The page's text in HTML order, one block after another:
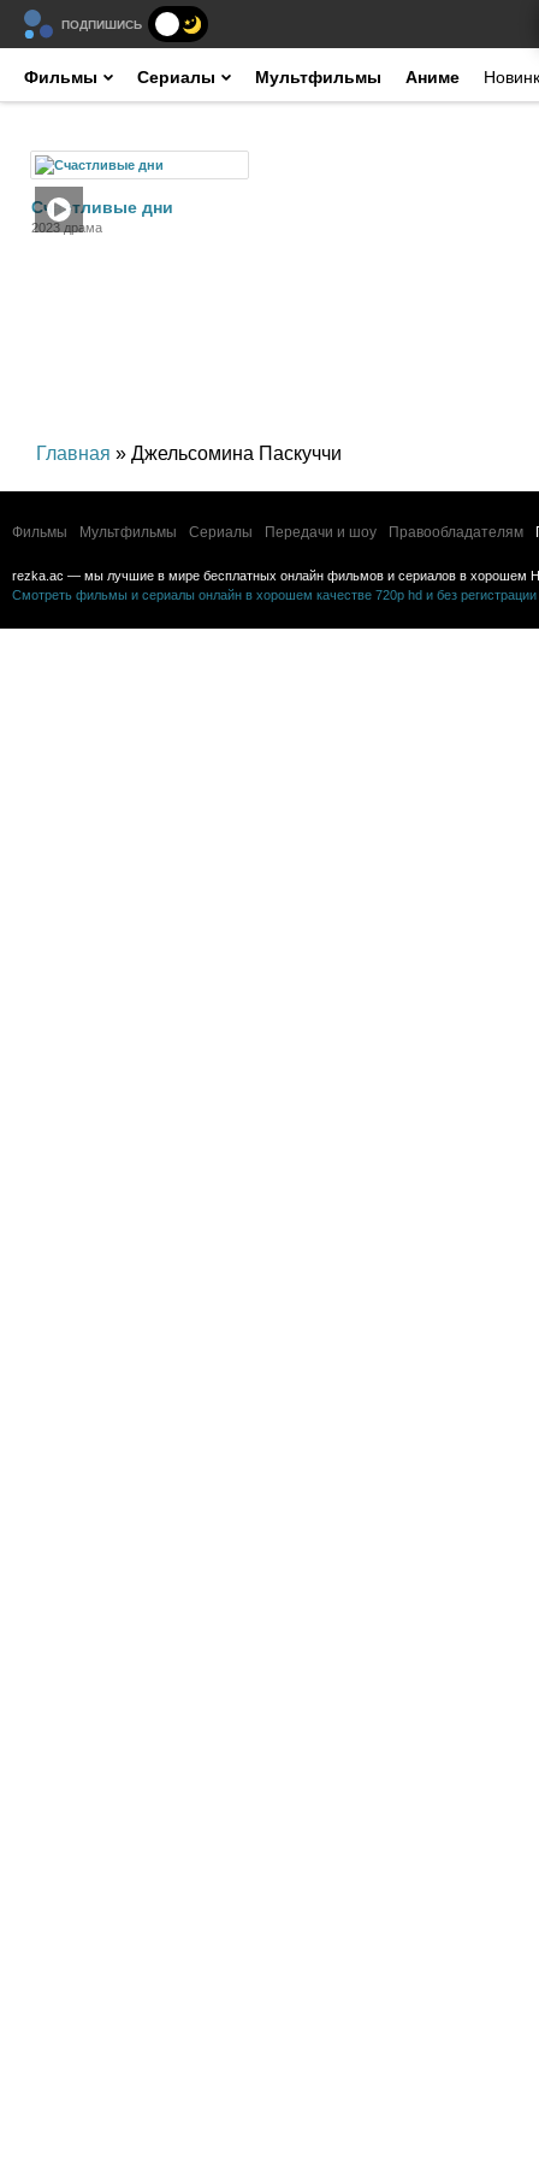
ПОДПИШИСЬ
Фильмы Сериалы Мультфильмы Аниме
Счастливые дни
2023 драма
Главная » Джельсомина Паскуччи
Фильмы Мультфильмы Сериалы Передачи и шоу Правообладателям
rezka.ac — мы лучшие в мире бесплатных онлайн фильмов и сериалов в хорошем
Смотреть фильмы и сериалы онлайн в хорошем качестве 720p hd и без